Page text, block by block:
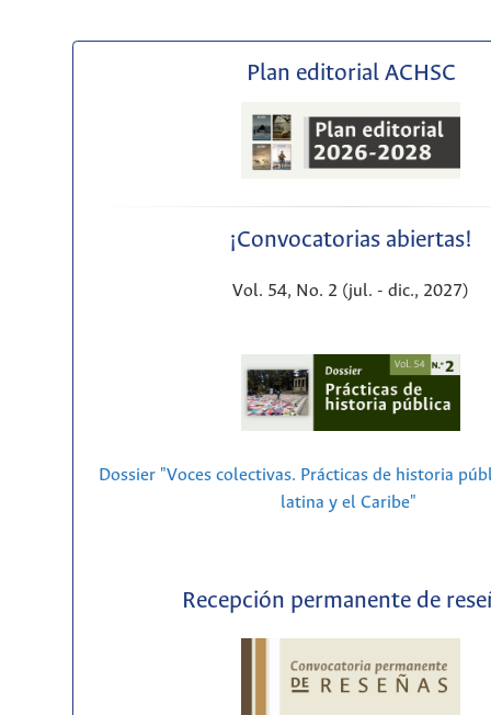
Plan editorial ACHSC
¡Convocatorias abiertas!
Vol. 54, No. 2 (jul. - dic., 2027)
Dossier "Voces colectivas. Prácticas de historia
latina y el Caribe"
Recepción permanente de